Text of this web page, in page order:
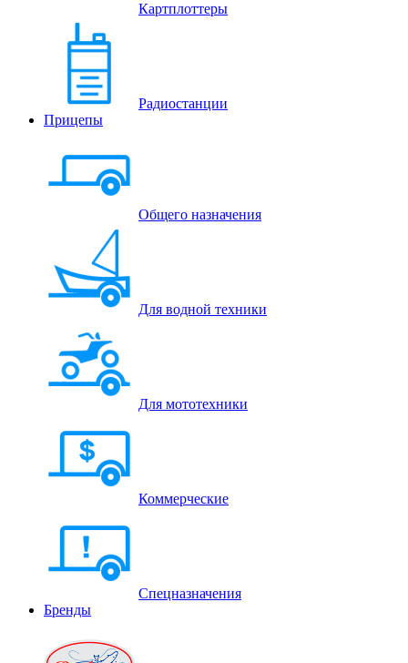
Картплоттеры
Радиостанции
Прицепы
Общего назначения
Для водной техники
Для мототехники
Коммерческие
Спецназначения
Бренды